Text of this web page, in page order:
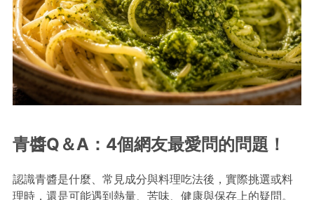
青醬Q＆A：4個網友最愛問的問題！
認識青醬是什麼、常見成分與料理吃法後，實際挑選或料
理時，還是可能遇到熱量、苦味、健康與保存上的疑問。